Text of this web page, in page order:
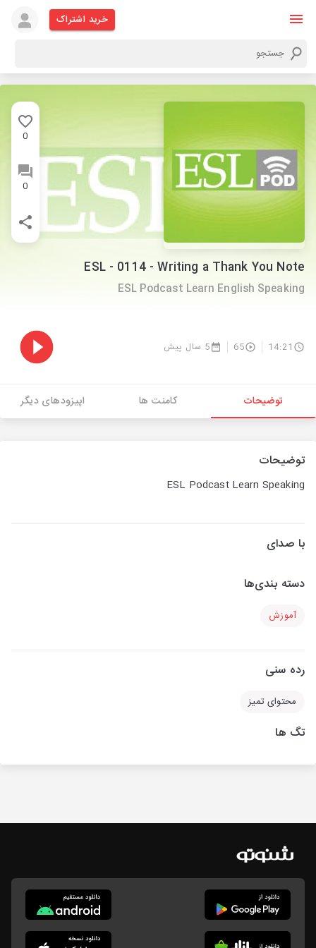
خرید اشتراک
0
0
ESL - 0114 - Writing a Thank You Note
ESL Podcast Learn English Speaking
14:21
65 5 سال پیش
توضیحات کامنت ها اپیزودهای دیگر
توضیحات
ESL Podcast Learn Speaking
با صدای
دسته بندی‌ها
آموزش
رده سنی
محتوای تمیز
تگ ها